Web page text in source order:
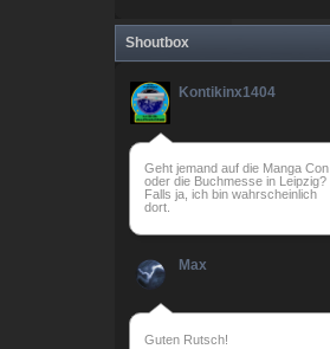
Shoutbox
Kontikinx1404
Geht jemand auf die Manga Con
oder die Buchmesse in Leipzig?
Falls ja, ich bin wahrscheinlich
dort.
Max
Guten Rutsch!